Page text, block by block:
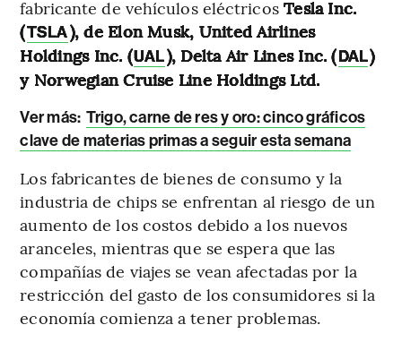
fabricante de vehículos eléctricosTesla Inc.
(TSLA), de Elon Musk, United Airlines
Holdings Inc. (UAL), Delta Air Lines Inc. (DAL)
y Norwegian Cruise Line Holdings Ltd.
Ver más: Trigo, carne de res y oro: cinco gráficos
clave de materias primas a seguir esta semana
Los fabricantes de bienes de consumo y la
industria de chips se enfrentan al riesgo de un
aumento de los costos debido a los nuevos
aranceles, mientras que se espera que las
compañías de viajes se vean afectadas por la
restricción del gasto de los consumidores si la
economía comienza a tener problemas.